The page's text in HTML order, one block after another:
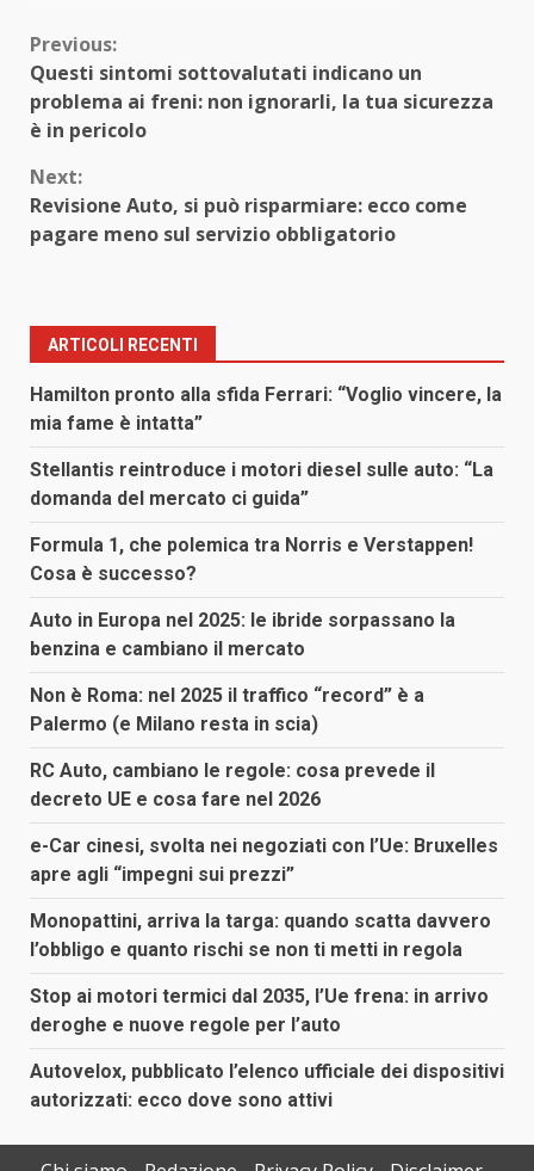
Continue
Reading
Previous:
Questi sintomi sottovalutati indicano un
problema ai freni: non ignorarli, la tua sicurezza
è in pericolo
Next:
Revisione Auto, si può risparmiare: ecco come
pagare meno sul servizio obbligatorio
ARTICOLI RECENTI
Hamilton pronto alla sfida Ferrari: “Voglio vincere, la
mia fame è intatta”
Stellantis reintroduce i motori diesel sulle auto: “La
domanda del mercato ci guida”
Formula 1, che polemica tra Norris e Verstappen!
Cosa è successo?
Auto in Europa nel 2025: le ibride sorpassano la
benzina e cambiano il mercato
Non è Roma: nel 2025 il traffico “record” è a
Palermo (e Milano resta in scia)
RC Auto, cambiano le regole: cosa prevede il
decreto UE e cosa fare nel 2026
e-Car cinesi, svolta nei negoziati con l’Ue: Bruxelles
apre agli “impegni sui prezzi”
Monopattini, arriva la targa: quando scatta davvero
l’obbligo e quanto rischi se non ti metti in regola
Stop ai motori termici dal 2035, l’Ue frena: in arrivo
deroghe e nuove regole per l’auto
Autovelox, pubblicato l’elenco ufficiale dei dispositivi
autorizzati: ecco dove sono attivi